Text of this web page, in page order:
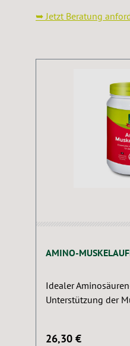
➥ Jetzt Beratung
AMINO-
Idealer
Unterstützung der
26,30 €